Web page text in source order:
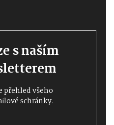
s naším
přehled všeho
schránky.